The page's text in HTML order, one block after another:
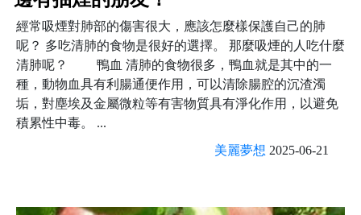
經常吸煙對肺部的傷害很大，應該怎麼樣保護自己的肺
呢？ 多吃清肺的食物是很好的選擇。 那麼吸煙的人吃什麼
清肺呢？ 鴨血 清肺的食物很多，鴨血就是其中的一
種，動物血具有利腸通便作用，可以清除腸腔的沉渣濁
垢，對塵埃及金屬微粒等有害物質具有淨化作用，以避免
積累性中毒。 ...
美麗夢想 2025-06-21